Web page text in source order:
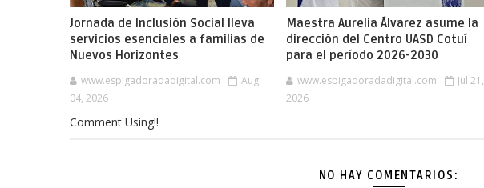
Jornada de Inclusión Social lleva
servicios esenciales a familias de
Nuevos Horizontes
www.espigadoradadigital.com
Aug
04, 2026
Maestra Aurelia Álvarez asume la
dirección del Centro UASD Cotuí
para el período 2026-2030
www.espigadoradadigital.com
Jul 21,
2026
Comment Using!!
NO HAY COMENTARIOS: